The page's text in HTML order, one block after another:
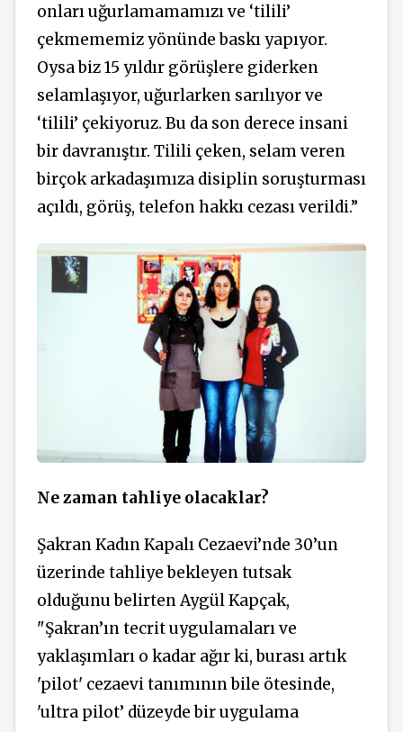
onları uğurlamamamızı ve ‘tilili’
çekmememiz yönünde baskı yapıyor.
Oysa biz 15 yıldır görüşlere giderken
selamlaşıyor, uğurlarken sarılıyor ve
‘tilili’ çekiyoruz. Bu da son derece insani
bir davranıştır. Tilili çeken, selam veren
birçok arkadaşımıza disiplin soruşturması
açıldı, görüş, telefon hakkı cezası verildi.”
Ne zaman tahliye olacaklar?
Şakran Kadın Kapalı Cezaevi’nde 30’un
üzerinde tahliye bekleyen tutsak
olduğunu belirten Aygül Kapçak,
"Şakran’ın tecrit uygulamaları ve
yaklaşımları o kadar ağırki,burası artık
'pilot' cezaevi tanımının bile ötesinde,
'ultra pilot’ düzeyde bir uygulama